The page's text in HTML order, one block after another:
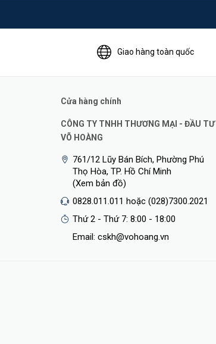
Giao hàng toàn quốc
Cửa hàng chính
CÔNG TY TNHH THƯƠNG MẠI - ĐẦU TƯ
VÕ HOÀNG
761/12 Lũy Bán Bích, Phường Phú
Thọ Hòa, TP. Hồ Chí Minh
(Xem bản đồ)
0828.011.011 hoặc (028)7300.2021
Thứ 2 - Thứ 7: 8:00 - 18:00
Email: cskh@vohoang.vn